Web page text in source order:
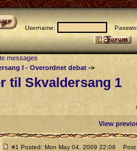
Username:
messages
I - Overordnet debat ->
til Skvaldersang 1
View
#1 Posted: Mon May 04, 2009 22:08 Post